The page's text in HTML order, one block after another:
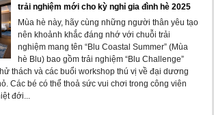
trải nghiệm mới cho kỳ nghỉ gia đình hè 2025
Mùa hè này, hãy cùng những người thân yêu tạo
nên khoảnh khắc đáng nhớ với chuỗi trải
nghiệm mang tên “Blu Coastal Summer” (Mùa
hè Blu) bao gồm trải nghiệm “Blu Challenge”
thách và các buổi workshop thú vị về đại dương
Các bé có thể thoả sức vui chơi trong công viên
đới...